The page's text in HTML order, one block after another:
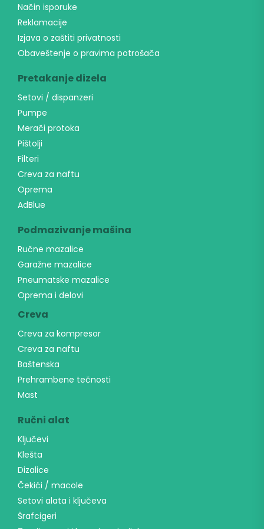
Način isporuke
Reklamacije
Izjava o zaštiti privatnosti
Obaveštenje o pravima potrošača
Pretakanje dizela
Setovi / dispanzeri
Pumpe
Merači protoka
Pištolji
Filteri
Creva za naftu
Oprema
AdBlue
Podmazivanje mašina
Ručne mazalice
Garažne mazalice
Pneumatske mazalice
Oprema i delovi
Creva
Creva za kompresor
Creva za naftu
Baštenska
Prehrambene tečnosti
Mast
Ručni alat
Ključevi
Klešta
Dizalice
Čekići / macole
Setovi alata i ključeva
Šrafcigeri